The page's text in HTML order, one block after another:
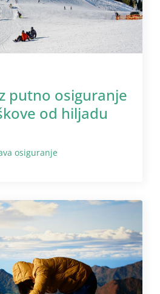
putno osiguranje
od hiljadu
osiguranje